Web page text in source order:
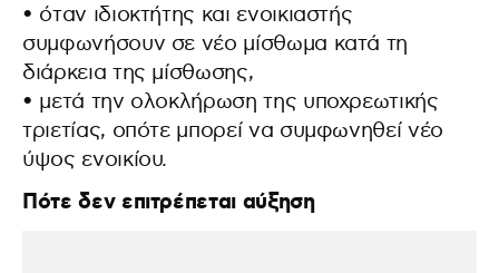
• όταν ιδιοκτήτης και ενοικιαστής
συμφωνήσουν σε νέο μίσθωμα κατά τη
διάρκεια της μίσθωσης,
• μετά την ολοκλήρωση της υποχρεωτικής
τριετίας, οπότε μπορεί να συμφωνηθεί νέο
ύψος ενοικίου.
Πότε δεν επιτρέπεται αύξηση